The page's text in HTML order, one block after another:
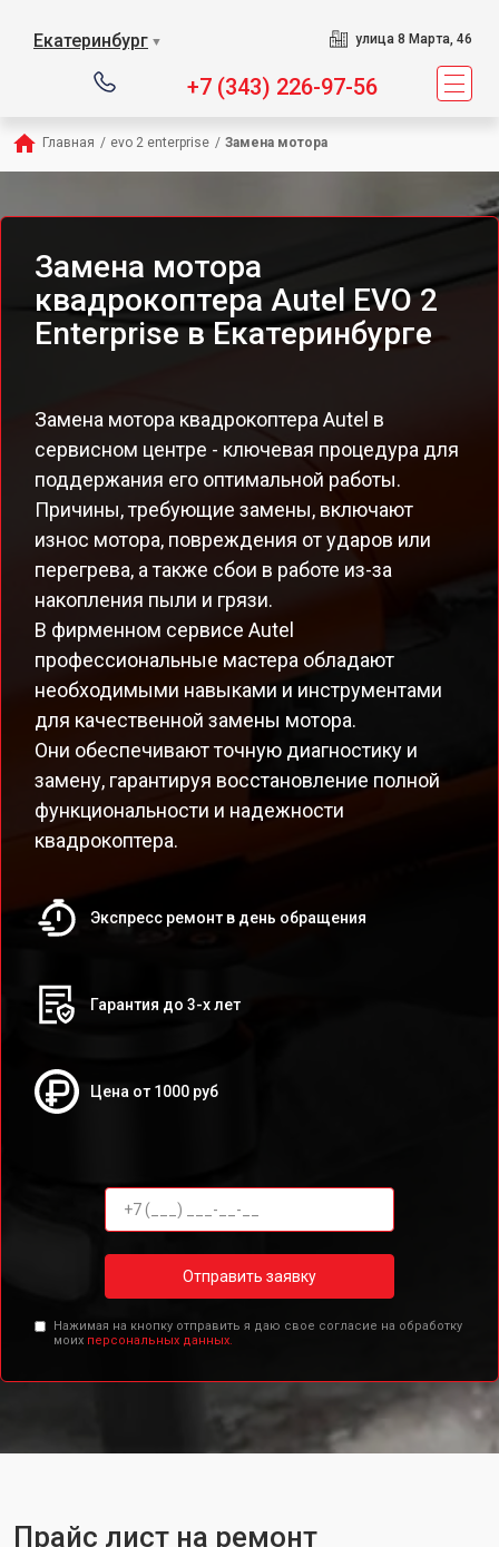
Екатеринбург ▼ улица 8 Марта, 46
+7 (343) 226-97-56
Главная / evo 2 enterprise / Замена мотора
Замена мотора
квадрокоптера Autel EVO 2
Enterprise в Екатеринбурге
Замена мотора квадрокоптера Autel в
сервисном центре - ключевая процедура для
поддержания его оптимальной работы.
Причины, требующие замены, включают
износ мотора, повреждения от ударов или
перегрева, а также сбои в работе из-за
накопления пыли и грязи.
В фирменном сервисе Autel
профессиональные мастера обладают
необходимыми навыками и инструментами
для качественной замены мотора.
Они обеспечивают точную диагностику и
замену, гарантируя восстановление полной
функциональности и надежности
квадрокоптера.
Экспресс ремонт в день обращения
Гарантия до 3-х лет
Цена от 1000 руб
Отправить заявку
Нажимая на кнопку отправить я даю свое согласие на обработку
моих персональных данных.
Прайс лист на ремонт